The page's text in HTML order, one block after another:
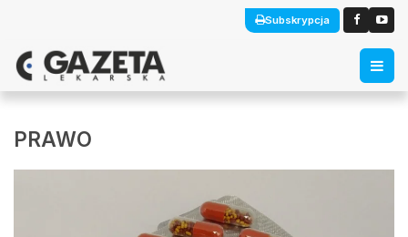
Subskrypcja
PRAWO